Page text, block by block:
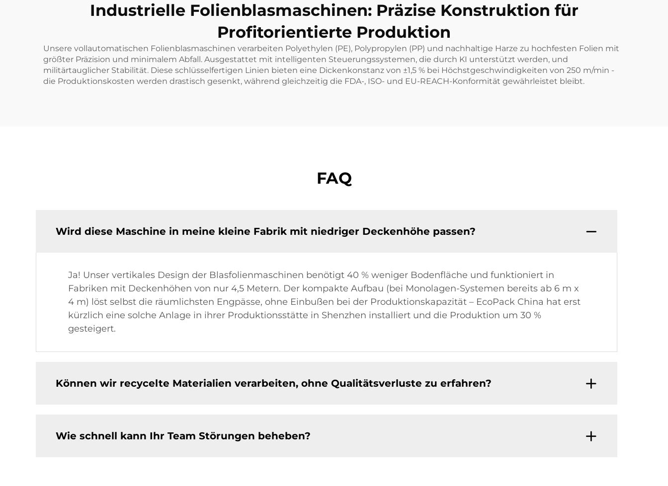
Industrielle Folienblasmaschinen: Präzise Konstruktion für
Profitorientierte Produktion
Unsere vollautomatischen Folienblasmaschinen verarbeiten Polyethylen (PE), Polypropylen (PP) und nachhaltige Harze zu hochfesten Folien mit
größter Präzision und minimalem Abfall. Ausgestattet mit intelligenten Steuerungssystemen, die durch KI unterstützt werden, und
militärtauglicher Stabilität. Diese schlüsselfertigen Linien bieten eine Dickenkonstanz von ±1,5 % bei Höchstgeschwindigkeiten von 250 m/min -
die Produktionskosten werden drastisch gesenkt, während gleichzeitig die FDA-, ISO- und EU-REACH-Konformität gewährleistet bleibt.
FAQ
Wird diese Maschine in meine kleine Fabrik mit niedriger Deckenhöhe passen?
Ja! Unser vertikales Design der Blasfolienmaschinen benötigt 40 % weniger Bodenfläche und funktioniert in
Fabriken mit Deckenhöhen von nur 4,5 Metern. Der kompakte Aufbau (bei Monolagen-Systemen bereits ab 6 m x
4 m) löst selbst die räumlichsten Engpässe, ohne Einbußen bei der Produktionskapazität – EcoPack China hat erst
kürzlich eine solche Anlage in ihrer Produktionsstätte in Shenzhen installiert und die Produktion um 30 %
gesteigert.
Können wir recycelte Materialien verarbeiten, ohne Qualitätsverluste zu erfahren?
Wie schnell kann Ihr Team Störungen beheben?